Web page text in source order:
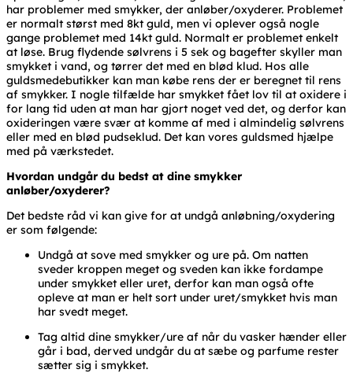
har problemer med smykker, der anløber/oxyderer. Problemet
er normalt størst med 8kt guld, men vi oplever også nogle
gange problemet med 14kt guld. Normalt er problemet enkelt
at løse. Brug flydende sølvrens i 5 sek og bagefter skyller man
smykket i vand, og tørrer det med en blød klud. Hos alle
guldsmedebutikker kan man købe rens der er beregnet til rens
af smykker. I nogle tilfælde har smykket fået lov til at oxidere i
for lang tid uden at man har gjort noget ved det, og derfor kan
oxideringen være svær at komme af med i almindelig sølvrens
eller med en blød pudseklud. Det kan vores guldsmed hjælpe
med på værkstedet.
Hvordan undgår du bedst at dine smykker
anløber/oxyderer?
Det bedste råd vi kan give for at undgå anløbning/oxydering
er som følgende:
Undgå at sove med smykker og ure på. Om natten
sveder kroppen meget og sveden kan ikke fordampe
under smykket eller uret, derfor kan man også ofte
opleve at man er helt sort under uret/smykket hvis man
har svedt meget.
Tag altid dine smykker/ure af når du vasker hænder eller
går i bad, derved undgår du at sæbe og parfume rester
sætter sig i smykket.